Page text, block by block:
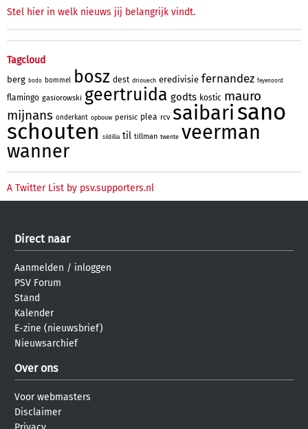
Stel hier in welk nieuws jij belangrijk vindt.
Tagcloud
berg bodo bommel bosz dest driouech eredivisie fernandez feyenoord
flamingo gasiorowski geertruida godts kostic mauro
mijnans onderkant opbouw perisic plea rcv saibari sano
schouten sildillia til tillman twente veerman
wanner
A Twitter List by psv.supporters.nl
Direct naar
Aanmelden / inloggen
PSV Forum
Stand
Kalender
E-zine (nieuwsbrief)
Nieuwsarchief
Over ons
Voor webmasters
Disclaimer